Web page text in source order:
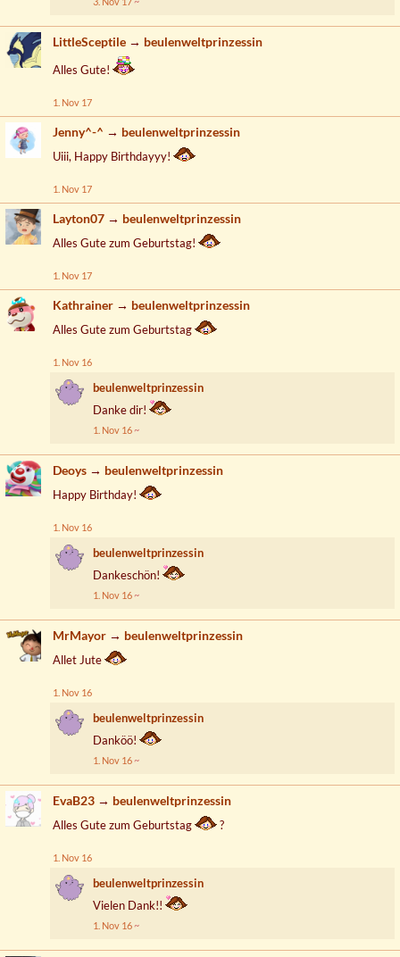
LittleSceptile → beulenweltprinzessin
Alles Gute!
1. Nov 17
Jenny^-^ → beulenweltprinzessin
Uiii, Happy Birthdayyy!
1. Nov 17
Layton07 → beulenweltprinzessin
Alles Gute zum Geburtstag!
1. Nov 17
Kathrainer → beulenweltprinzessin
Alles Gute zum Geburtstag
1. Nov 16
beulenweltprinzessin
Danke dir!
1. Nov 16
Deoys → beulenweltprinzessin
Happy Birthday!
1. Nov 16
beulenweltprinzessin
Dankeschön!
1. Nov 16
MrMayor → beulenweltprinzessin
Allet Jute
1. Nov 16
beulenweltprinzessin
Danköö!
1. Nov 16
EvaB23 → beulenweltprinzessin
Alles Gute zum Geburtstag ?
1. Nov 16
beulenweltprinzessin
Vielen Dank!!
1. Nov 16